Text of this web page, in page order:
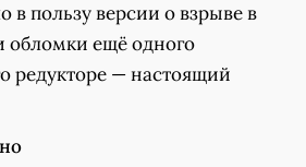
в пользу версии о взрыве в
обломки ещё одного
редукторе — настоящий